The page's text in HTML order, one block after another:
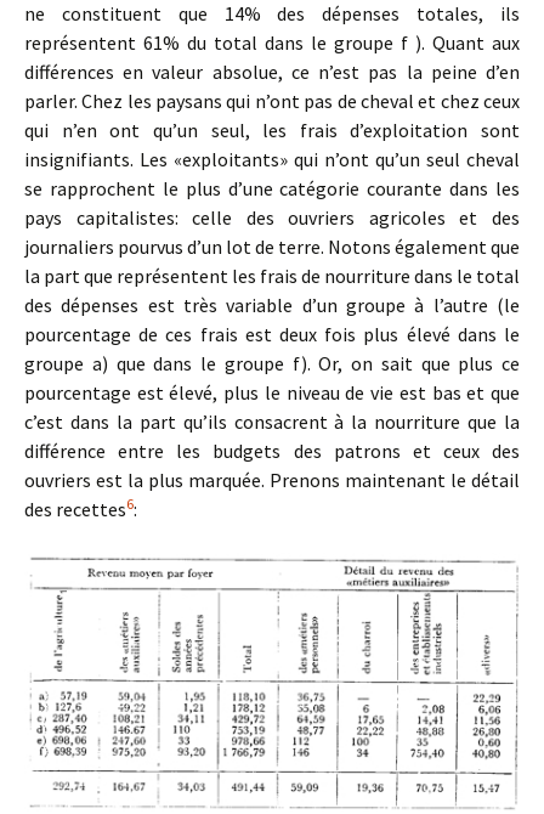
ne constituent que 14% des dépenses totales, ils
représentent 61% du total dans le groupe f ). Quant aux
différences en valeur absolue, ce n’est pas la peine d’en
parler. Chez les paysans qui n’ont pas de cheval et chez ceux
qui n’en ont qu’un seul, les frais d’exploitation sont
insignifiants. Les «exploitants» qui n’ont qu’un seul cheval
se rapprochent le plus d’une catégorie courante dans les
pays capitalistes: celle des ouvriers agricoles et des
journaliers pourvus d’un lot de terre. Notons également que
la part que représentent les frais de nourriture dans le total
des dépenses est très variable d’un groupe à l’autre (le
pourcentage de ces frais est deux fois plus élevé dans le
groupe a) que dans le groupe f). Or, on sait que plus ce
pourcentage est élevé, plus le niveau de vie est bas et que
c’est dans la part qu’ils consacrent à la nourriture que la
différence entre les budgets des patrons et ceux des
ouvriers est la plus marquée. Prenons maintenant le détail
des recettes6: